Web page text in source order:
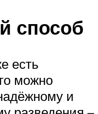
способ
есть
можно
и